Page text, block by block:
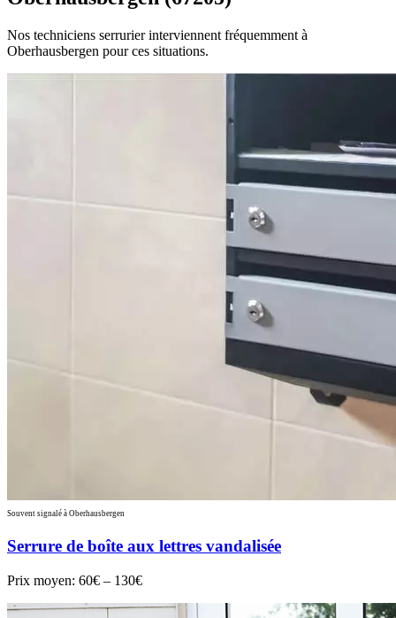
Nos techniciens serrurier interviennent fréquemment à
Oberhausbergen pour ces situations.
Souvent signalé à Oberhausbergen
Serrure de boîte aux lettres vandalisée
Prix moyen: 60€ – 130€